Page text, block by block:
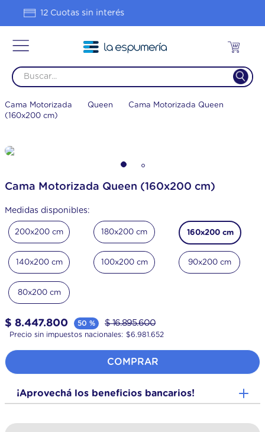
Hasta 20% OFF en 1 pago
Cama Motorizada Queen
Cama Motorizada Queen
(160x200 cm)
Cama Motorizada Queen (160x200 cm)
Medidas disponibles:
200x200 cm 180x200 cm 160x200 cm
140x200 cm 100x200 cm 90x200 cm
80x200 cm
$ 8.447.800 50 % $ 16.895.600
Precio sin impuestos nacionales: $6.981.652
COMPRAR
¡Aprovechá los beneficios bancarios!